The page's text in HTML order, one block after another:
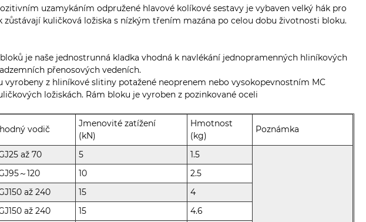
uzamykáním odpružené hlavové kolíkové sestavy je vybaven velký hák pro
kuličková ložiska s nízkým třením mazána po celou dobu životnosti bloku.
je naše jednostrunná kladka vhodná k navlékání jednopramenných hliníkových
přenosových vedeních.
z hliníkové slitiny potažené neoprenem nebo vysokopevnostním MC
ložiskách. Rám bloku je vyroben z pozinkované oceli
vodič
Jmenovité zatížení
(kN)
Hmotnost
(kg)
Poznámka
až 70 5 1.5
～120 10
2.5
až 240 15
4
až 240 15
4.6